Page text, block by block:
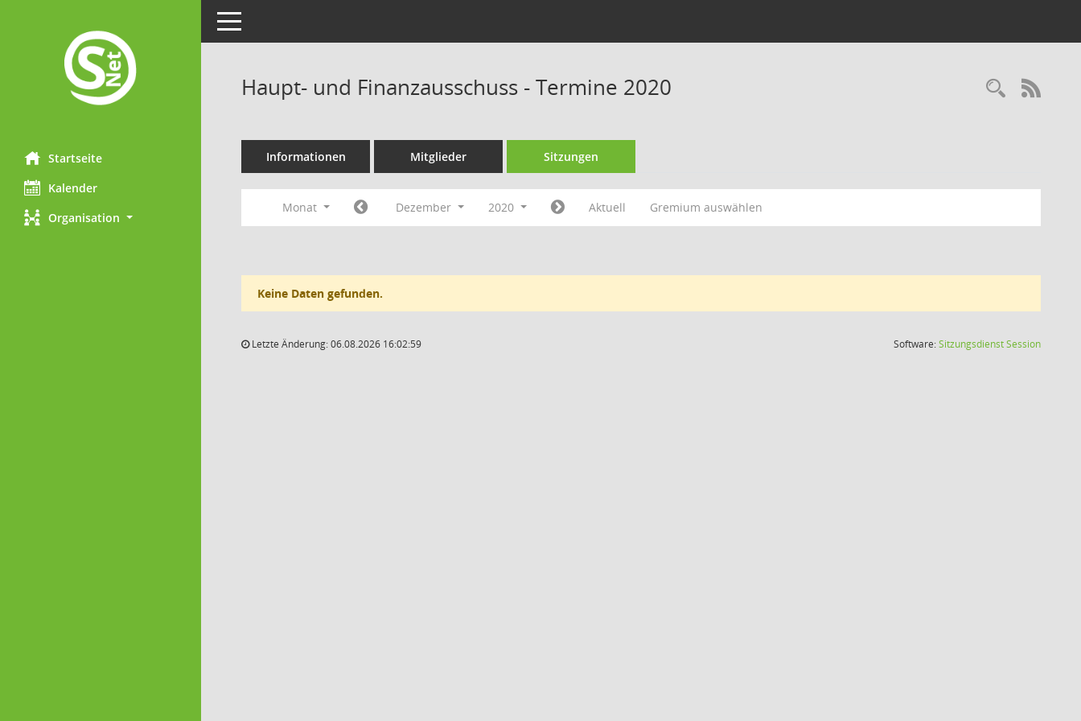
Startseite
Kalender
Organisation
Toggle navigation
Haupt- und Finanzausschuss - Termine 2020
Informationen Mitglieder Sitzungen
Monat Dezember 2020 Aktuell Gremium auswählen
Keine Daten gefunden.
Letzte Änderung: 06.08.2026 16:02:59 Software:SitzungsdienstSession(Wird in